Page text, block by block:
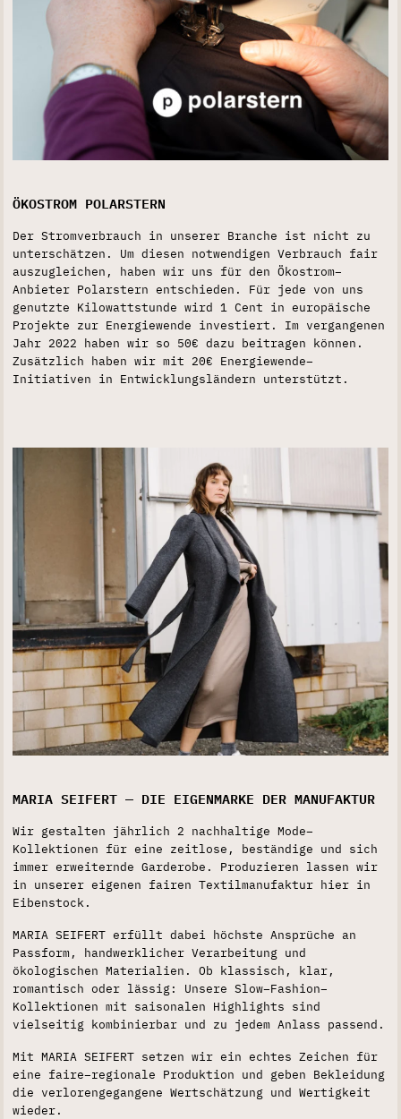
ÖKOSTROM POLARSTERN
Der Stromverbrauch in unserer Branche ist nicht zu
unterschätzen. Um diesen notwendigen Verbrauch fair
auszugleichen, haben wir uns für den Ökostrom–
Anbieter Polarstern entschieden. Für jede von uns
genutzte Kilowattstunde wird 1 Cent in europäische
Projekte zur Energiewende investiert. Im vergangenen
Jahr 2022 haben wir so 50€ dazu beitragen können.
Zusätzlich haben wir mit 20€ Energiewende–
Initiativen in Entwicklungsländern unterstützt.
MARIA SEIFERT — DIE EIGENMARKE DER MANUFAKTUR
Wir gestalten jährlich 2 nachhaltige Mode–
Kollektionen für eine zeitlose, beständige und sich
immer erweiternde Garderobe. Produzieren lassen wir
in unserer eigenen fairen Textilmanufaktur hier in
Eibenstock.
MARIA SEIFERT erfüllt dabei höchste Ansprüche an
Passform, handwerklicher Verarbeitung und
ökologischen Materialien. Ob klassisch, klar,
romantisch oder lässig: Unsere Slow–Fashion–
Kollektionen mit saisonalen Highlights sind
vielseitig kombinierbar und zu jedem Anlass passend.
Mit MARIA SEIFERT setzen wir ein echtes Zeichen für
eine faire–regionale Produktion und geben Bekleidung
die verlorengegangene Wertschätzung und Wertigkeit
wieder.